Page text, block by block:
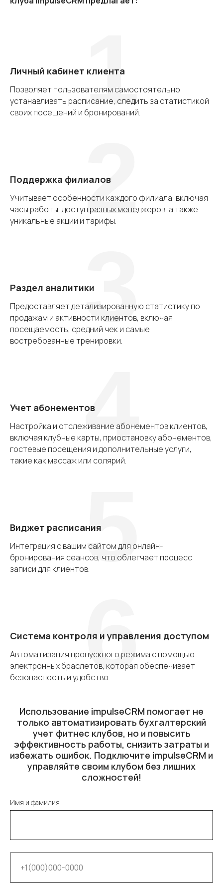
Личный кабинет клиента
Позволяет пользователям самостоятельно
устанавливать расписание, следить за статистикой
своих посещений и бронирований.
1
Поддержка филиалов
Учитывает особенности каждого филиала, включая
часы работы, доступ разных менеджеров, а также
уникальные акции и тарифы.
2
Раздел аналитики
Предоставляет детализированную статистику по
продажам и активности клиентов, включая
посещаемость, средний чек и самые
востребованные тренировки.
3
Учет абонементов
Настройка и отслеживание абонементов клиентов,
включая клубные карты, приостановку абонементов,
гостевые посещения и дополнительные услуги,
такие как массаж или солярий.
4
Виджет расписания
Интеграция с вашим сайтом для онлайн-
бронирования сеансов, что облегчает процесс
записи для клиентов.5
Система контроля и управления доступом
Автоматизация пропускного режима с помощью
электронных браслетов, которая обеспечивает
безопасность и удобство.6
Использование impulseCRM помогает не
только автоматизировать бухгалтерский
учет фитнес клубов, но и повысить
эффективность работы, снизить затраты и
избежать ошибок. Подключите impulseCRM и
управляйте своим клубом без лишних
сложностей!
Имя и фамилия